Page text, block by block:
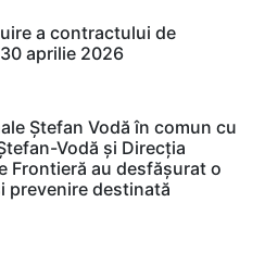
a contractului de
aprilie 2026
Ștefan Vodă în comun cu
Vodă și Direcția
Frontieră au desfășurat o
prevenire destinată